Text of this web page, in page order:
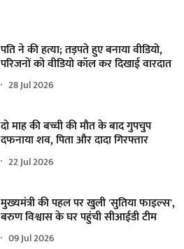
पति ने की हत्या; तड़पते हुए बनाया वीडियो,
परिजनों को वीडियो कॉल कर दिखाई वारदात
28 Jul 2026
दो माह की बच्ची की मौत के बाद गुपचुप
दफनाया शव, पिता और दादा गिरफ्तार
22 Jul 2026
मुख्यमंत्री की पहल पर खुली 'सुतिया फाइल्स',
बरुण विश्वास के घर पहुंची सीआईडी टीम
09 Jul 2026